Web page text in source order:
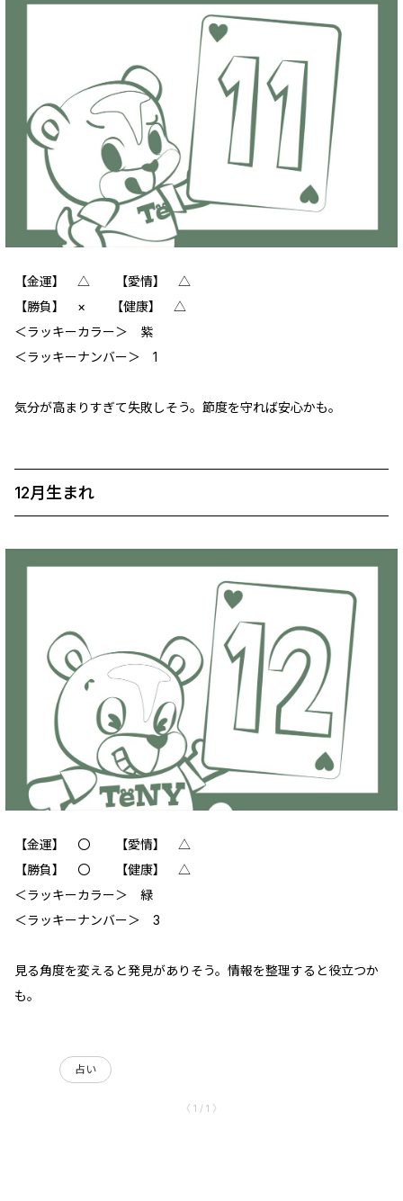
【金運】 △ 【愛情】 △
【勝負】 × 【健康】 △
‪＜ラッキーカラー＞ 紫
＜ラッキーナンバー＞ 1
気分が高まりすぎて失敗しそう。節度を守れば安心かも。
12月生まれ
【金運】 〇 【愛情】 △
【勝負】 〇 【健康】 △
＜ラッキーカラー＞ 緑
＜ラッキーナンバー＞ 3
見る角度を変えると発見がありそう。情報を整理すると役立つか
も。
占い
〈 1 / 1 〉